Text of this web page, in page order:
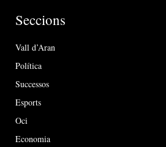
Seccions
Vall d’Aran
Política
Successos
Esports
Oci
Economia